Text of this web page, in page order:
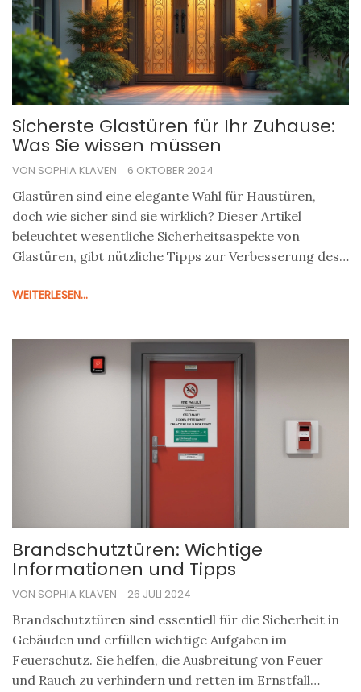
Sicherste Glastüren für Ihr Zuhause:
Was Sie wissen müssen
VON SOPHIA KLAVEN 6 OKTOBER 2024
Glastüren sind eine elegante Wahl für Haustüren,
doch wie sicher sind sie wirklich? Dieser Artikel
beleuchtet wesentliche Sicherheitsaspekte von
Glastüren, gibt nützliche Tipps zur Verbesserung des
zwischen Ästhetik und Sicherheit finden. Es werden
Sicherheitsfunktionen vorgestellt sowie innovative
Technologien, die zur Erhöhung der Sicherheit
beitragen können. Informieren Sie sich, um Ihre
Glastür sicher und ansprechend zu gestalten.
WEITERLESEN...
Brandschutztüren: Wichtige
Informationen und Tipps
VON SOPHIA KLAVEN 26 JULI 2024
Brandschutztüren sind essentiell für die Sicherheit in
Gebäuden und erfüllen wichtige Aufgaben im
Feuerschutz. Sie helfen, die Ausbreitung von Feuer
und Rauch zu verhindern und retten im Ernstfall